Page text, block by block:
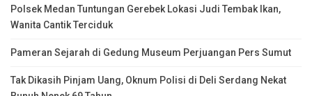
Polsek Medan Tuntungan Gerebek Lokasi Judi Tembak Ikan,
Wanita Cantik Terciduk
Pameran Sejarah di Gedung Museum Perjuangan Pers Sumut
Tak Dikasih Pinjam Uang, Oknum Polisi di Deli Serdang Nekat